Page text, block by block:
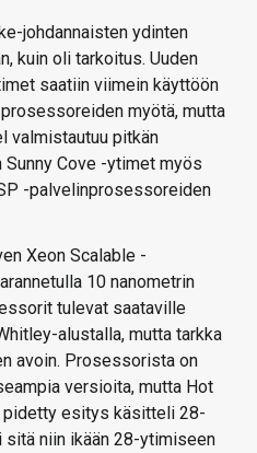
johdannaisten ydinten
kuin oli tarkoitus. Uuden
saatiin viimein käyttöön
myötä, mutta
valmistautuu pitkän
Cove -ytimet myös
-palvelinprosessoreiden
Xeon Scalable -
10 nanometrin
tulevat saataville
alustalla, mutta tarkka
avoin. Prosessorista on
versioita, mutta Hot
esitys käsitteli 28-
niin ikään 28-ytimiseen